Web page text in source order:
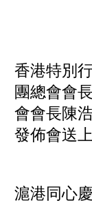
香港特別
團總會會
會會長陳
發佈會送上
滬港同心